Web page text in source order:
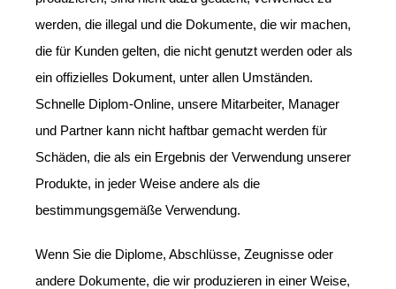
werden, die illegal und die Dokumente, die wir machen,
die für Kunden gelten, die nicht genutzt werden oder als
ein offizielles Dokument, unter allen Umständen.
Schnelle Diplom-Online, unsere Mitarbeiter, Manager
und Partner kann nicht haftbar gemacht werden für
Schäden, die als ein Ergebnis der Verwendung unserer
Produkte, in jeder Weise andere als die
bestimmungsgemäße Verwendung.
Wenn Sie die Diplome, Abschlüsse, Zeugnisse oder
andere Dokumente, die wir produzieren in einer Weise,